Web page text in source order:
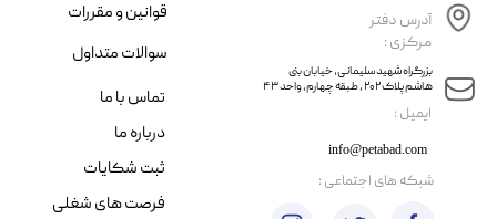
​ایمیل :
آدرس دفتر
مرکزی :
info@petabad.com
​​بزرگراه شهید سلیمانی، خیابان بنی
هاشم پلاک ۲۰۲ ، طبقه چهارم، واحد ۴۳
قوانین و مقررات
سوالات متداول
تماس با ما
درباره ما
ثبت شکایات
فرصت های شغلی
​شبکه های اجتماعی :